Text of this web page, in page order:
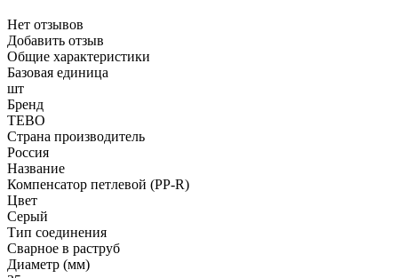
Нет отзывов
Добавить отзыв
Общие характеристики
Базовая единица
шт
Бренд
TEBO
Страна производитель
Россия
Название
Компенсатор петлевой (PP-R)
Цвет
Серый
Тип соединения
Сварное в раструб
Диаметр (мм)